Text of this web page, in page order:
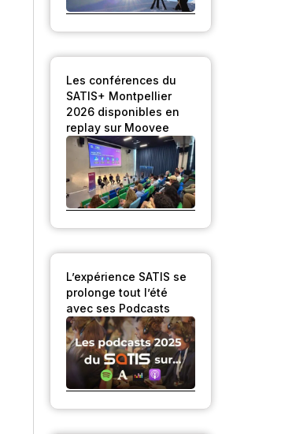
Les conférences du
SATIS+ Montpellier
2026 disponibles en
replay sur Moovee
L’expérience SATIS se
prolonge tout l’été
avec ses Podcasts